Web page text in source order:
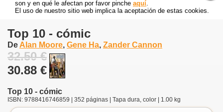
son y en qué le afectan por favor pinche aquí
El uso de nuestro sitio web implica la aceptación de estas cookies.
Top 10 - cómic
De Alan Moore, Gene Ha, Zander Cannon
32.50 €
30.88 €
Top 10 - cómic
ISBN: 9788416746859 | 352 páginas | Tapa dura, color | 1.00 kg